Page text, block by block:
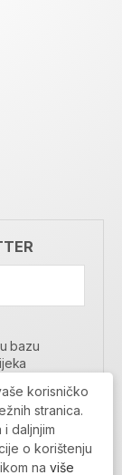
bazu
korisničko
stranica.
daljnjim
o korištenju
na više